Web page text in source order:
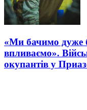
«Ми бачимо дуже
впливаємо».
окупантів у